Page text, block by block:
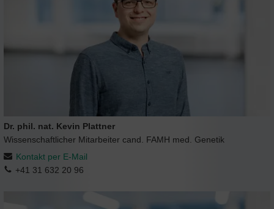
Dr. phil. nat. Kevin Plattner
Wissenschaftlicher Mitarbeiter cand. FAMH med. Genetik
Kontakt per E-Mail
+41 31 632 20 96